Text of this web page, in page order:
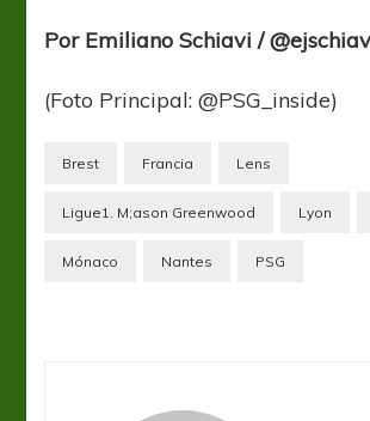
Por Emiliano Schiavi /
(Foto Principal: @PSG_inside)
Brest Francia Lens
Ligue1. M;ason Greenwood Lyon
Mónaco Nantes PSG